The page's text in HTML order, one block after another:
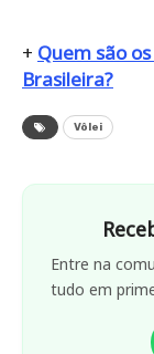
+ Quem são
Brasileira?
Vôlei
Entre na
tudo em